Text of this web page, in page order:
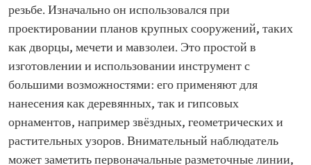
резьбе. Изначально он использовался при
проектировании планов крупных сооружений, таких
как дворцы, мечети и мавзолеи. Это простой в
изготовлении и использовании инструмент с
большими возможностями: его применяют для
нанесения как деревянных, так и гипсовых
орнаментов, например звёздных, геометрических и
растительных узоров. Внимательный наблюдатель
может заметить первоначальные разметочные линии,